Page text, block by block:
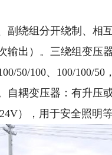
绕组分开绕制、
出）。三绕组变
50/100、100/100/
耦变压器：有升
），用于安全照明等